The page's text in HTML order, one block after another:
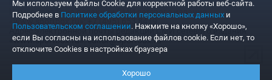
Номер телефона редакции СМИ сетевого издания
«www.sportbox.ru»: +7 (495) 653 8419
Адрес электронной почты редакции СМИ сетевого издания
«www.sportbox.ru»: editor@sportbox.ru
Мы используем файлы Сookie для корректной работы веб-сайта.
Подробнее в Политике обработки персональных данных и
Пользовательском соглашении. Нажмите на кнопку «Хорошо»,
если Вы согласны на использование файлов cookie. Если нет, то
отключите Cookies в настройках браузера
Хорошо